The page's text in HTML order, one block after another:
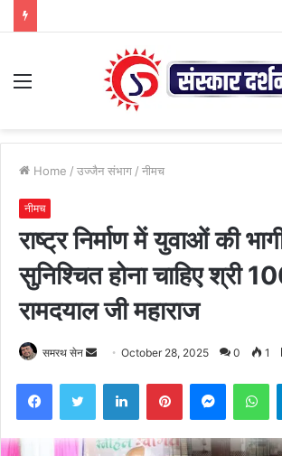
Menu
Home / उज्जैन संभाग / नीमच
नीमच
राष्ट्र निर्माण में युवाओं की
सुनिश्चित होना चाहिए श्री
रामदयाल जी महाराज
समरथ सेन
Send
email
October 28, 2025 0 1
FacebookTwitter LinkedInPinterest